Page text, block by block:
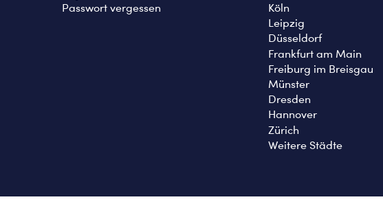
Passwort vergessen
Köln
Leipzig
Düsseldorf
Frankfurt am Main
Freiburg im Breisgau
Münster
Dresden
Hannover
Zürich
Weitere Städte